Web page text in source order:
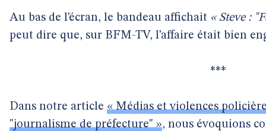
Au bas de l’écran, le bandeau affichait « Steve :
peut dire que, sur BFM-TV, l’affaire était bien
***
Dans notre article « Médias et violences
"journalisme de préfecture" », nous évoquions